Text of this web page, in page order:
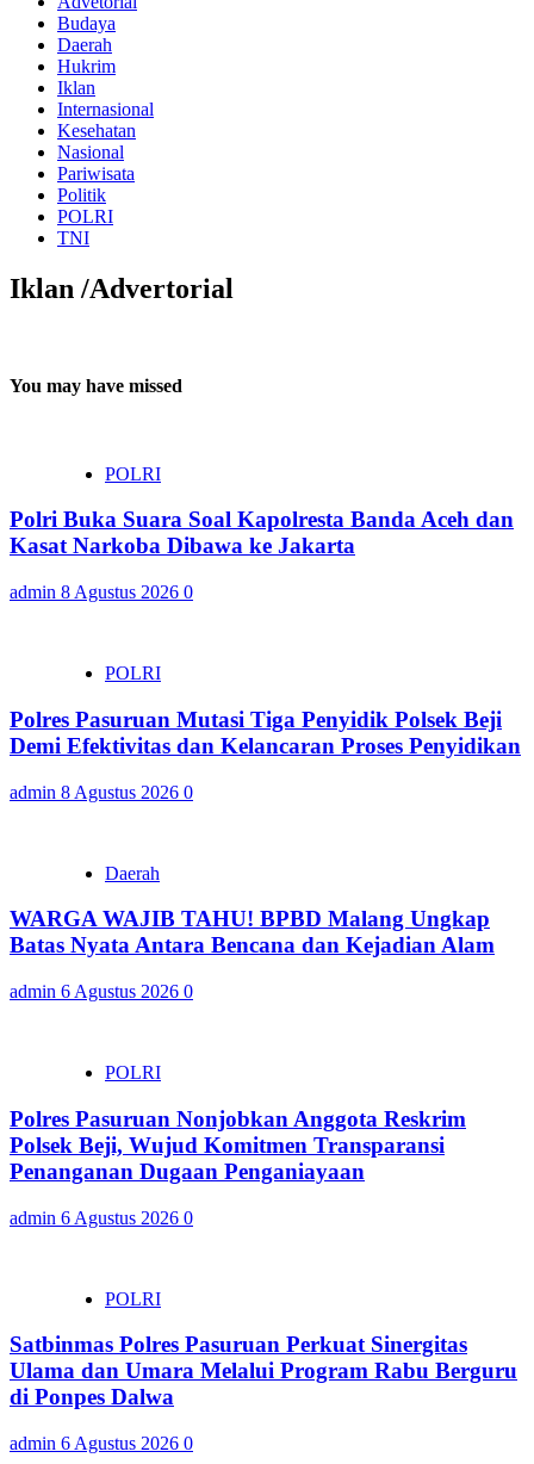
Budaya
Daerah
Hukrim
Iklan
Internasional
Kesehatan
Nasional
Pariwisata
Politik
POLRI
TNI
Iklan /Advertorial
You may have missed
POLRI
Polri Buka Suara Soal Kapolresta Banda Aceh dan
Kasat Narkoba Dibawa ke Jakarta
admin 8 Agustus 2026 0
POLRI
Polres Pasuruan Mutasi Tiga Penyidik Polsek Beji
Demi Efektivitas dan Kelancaran Proses Penyidikan
admin 8 Agustus 2026 0
Daerah
WARGA WAJIB TAHU! BPBD Malang Ungkap
Batas Nyata Antara Bencana dan Kejadian Alam
admin 6 Agustus 2026 0
POLRI
Polres Pasuruan Nonjobkan Anggota Reskrim
Polsek Beji, Wujud Komitmen Transparansi
Penanganan Dugaan Penganiayaan
admin 6 Agustus 2026 0
POLRI
Satbinmas Polres Pasuruan Perkuat Sinergitas
Ulama dan Umara Melalui Program Rabu Berguru
di Ponpes Dalwa
admin 6 Agustus 2026 0